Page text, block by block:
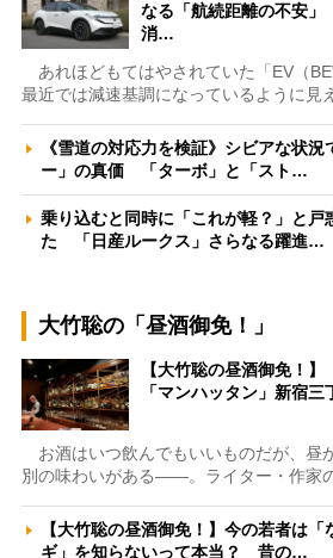
なる「航続距離の不安」
消…
あれほどもてはやされていた「EV（
最近では減速基調になっているように見
《雪道の対応力を検証》シビアな状
ー」の真価 「ターボ」と「スト…
乗り込むと同時に「これが軽？」と戸
た 「日産ルークス」さらなる躍進…
大竹聡の「昼酒御免！」
【大竹聡の昼酒御免！】
「マンハッタン」新宿
お酒はいつ飲んでもいいものだが、昼
別の味わいがある――。ライター・作家
【大竹聡の昼酒御免！】今の若者は
ギ」を知らないって本当？ 昔の…